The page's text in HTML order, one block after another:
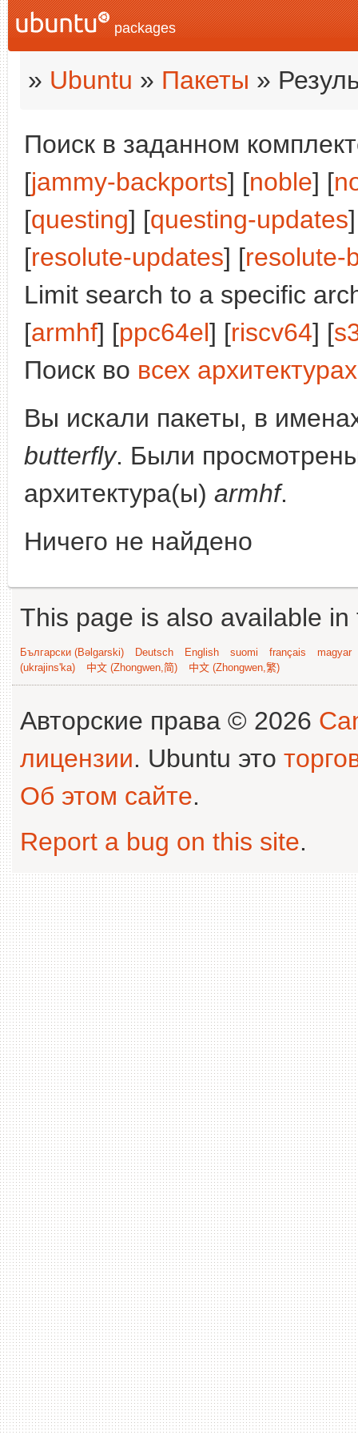
packages
» Ubuntu » Пакеты »
Поиск в заданном
[jammy-backports] [noble] [
[questing] [questing-updates
[resolute-updates] [resolute-
Limit search to a specific
[armhf] [ppc64el] [riscv64] [
Поиск во всех архитектурах
Вы искали пакеты, в
butterfly. Были
архитектура(ы) armhf.
Ничего не найдено
This page is also available
Български (Bəlgarski) Deutsch English suomi français
magyar
(ukrajins'ka)
中文 (Zhongwen,简) 中文 (Zhongwen,繁)
Авторские права © 2026
лицензии. Ubuntu это
Об этом сайте.
Report a bug on this site.